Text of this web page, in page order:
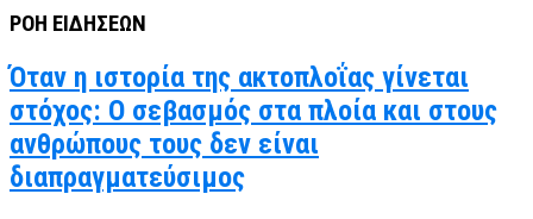
ΡΟΗ ΕΙΔΗΣΕΩΝ
Όταν η ιστορία της ακτοπλοΐας γίνεται
στόχος: Ο σεβασμός στα πλοία και στους
ανθρώπους τους δεν είναι
διαπραγματεύσιμος